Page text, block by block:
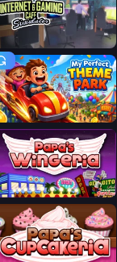
Internet and Gaming Cafe Simulator
My Perfect Theme Park
Papa's Wingeria